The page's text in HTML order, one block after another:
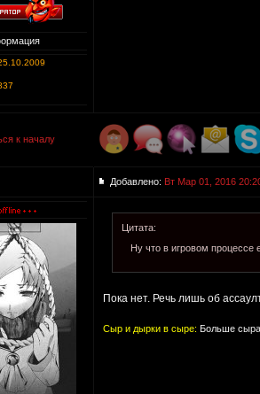
к началу
Добавлено: Вт Мар 01, 2016
Цитата:
Ну что в игровом процессе
Пока нет. Речь лишь об
Сыр и дырки в сыре: Больше